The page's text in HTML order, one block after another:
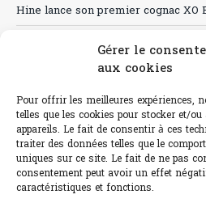
Gérer le
aux cookies
Pour offrir les meilleures expériences,
telles que les cookies pour stocker et/
appareils. Le fait de consentir à ces
traiter des données telles que le
uniques sur ce site. Le fait de ne pas
consentement peut avoir un effet
caractéristiques et fonctions.
Hine lance son premier cognac XO
Sélection de rosés 2026
L'abus d'alcool est